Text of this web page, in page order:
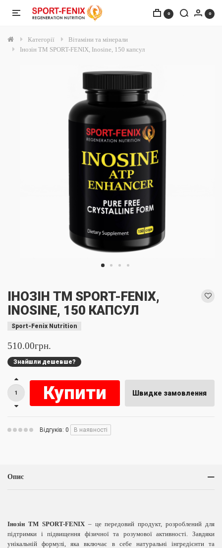
0 0
Категорії
Вітаміни та мінерали
Інозін TM SPORT-FENIX, Inosine, 150 капсул
ІНОЗІН TM SPORT-FENIX,
INOSINE, 150 КАПСУЛ
Sport-Fenix Nutrition
510.00грн.
Знайшли дешевше?
Купити Швидке замовлення
Відгуків: 0 В наявності
Опис
Інозін TM SPORT-FENIX– це передовий продукт, розроблений для
підтримки і підвищення фізичної та розумової активності. Завдяки
унікальній формулі, яка включає в себе натуральні інгредієнти та